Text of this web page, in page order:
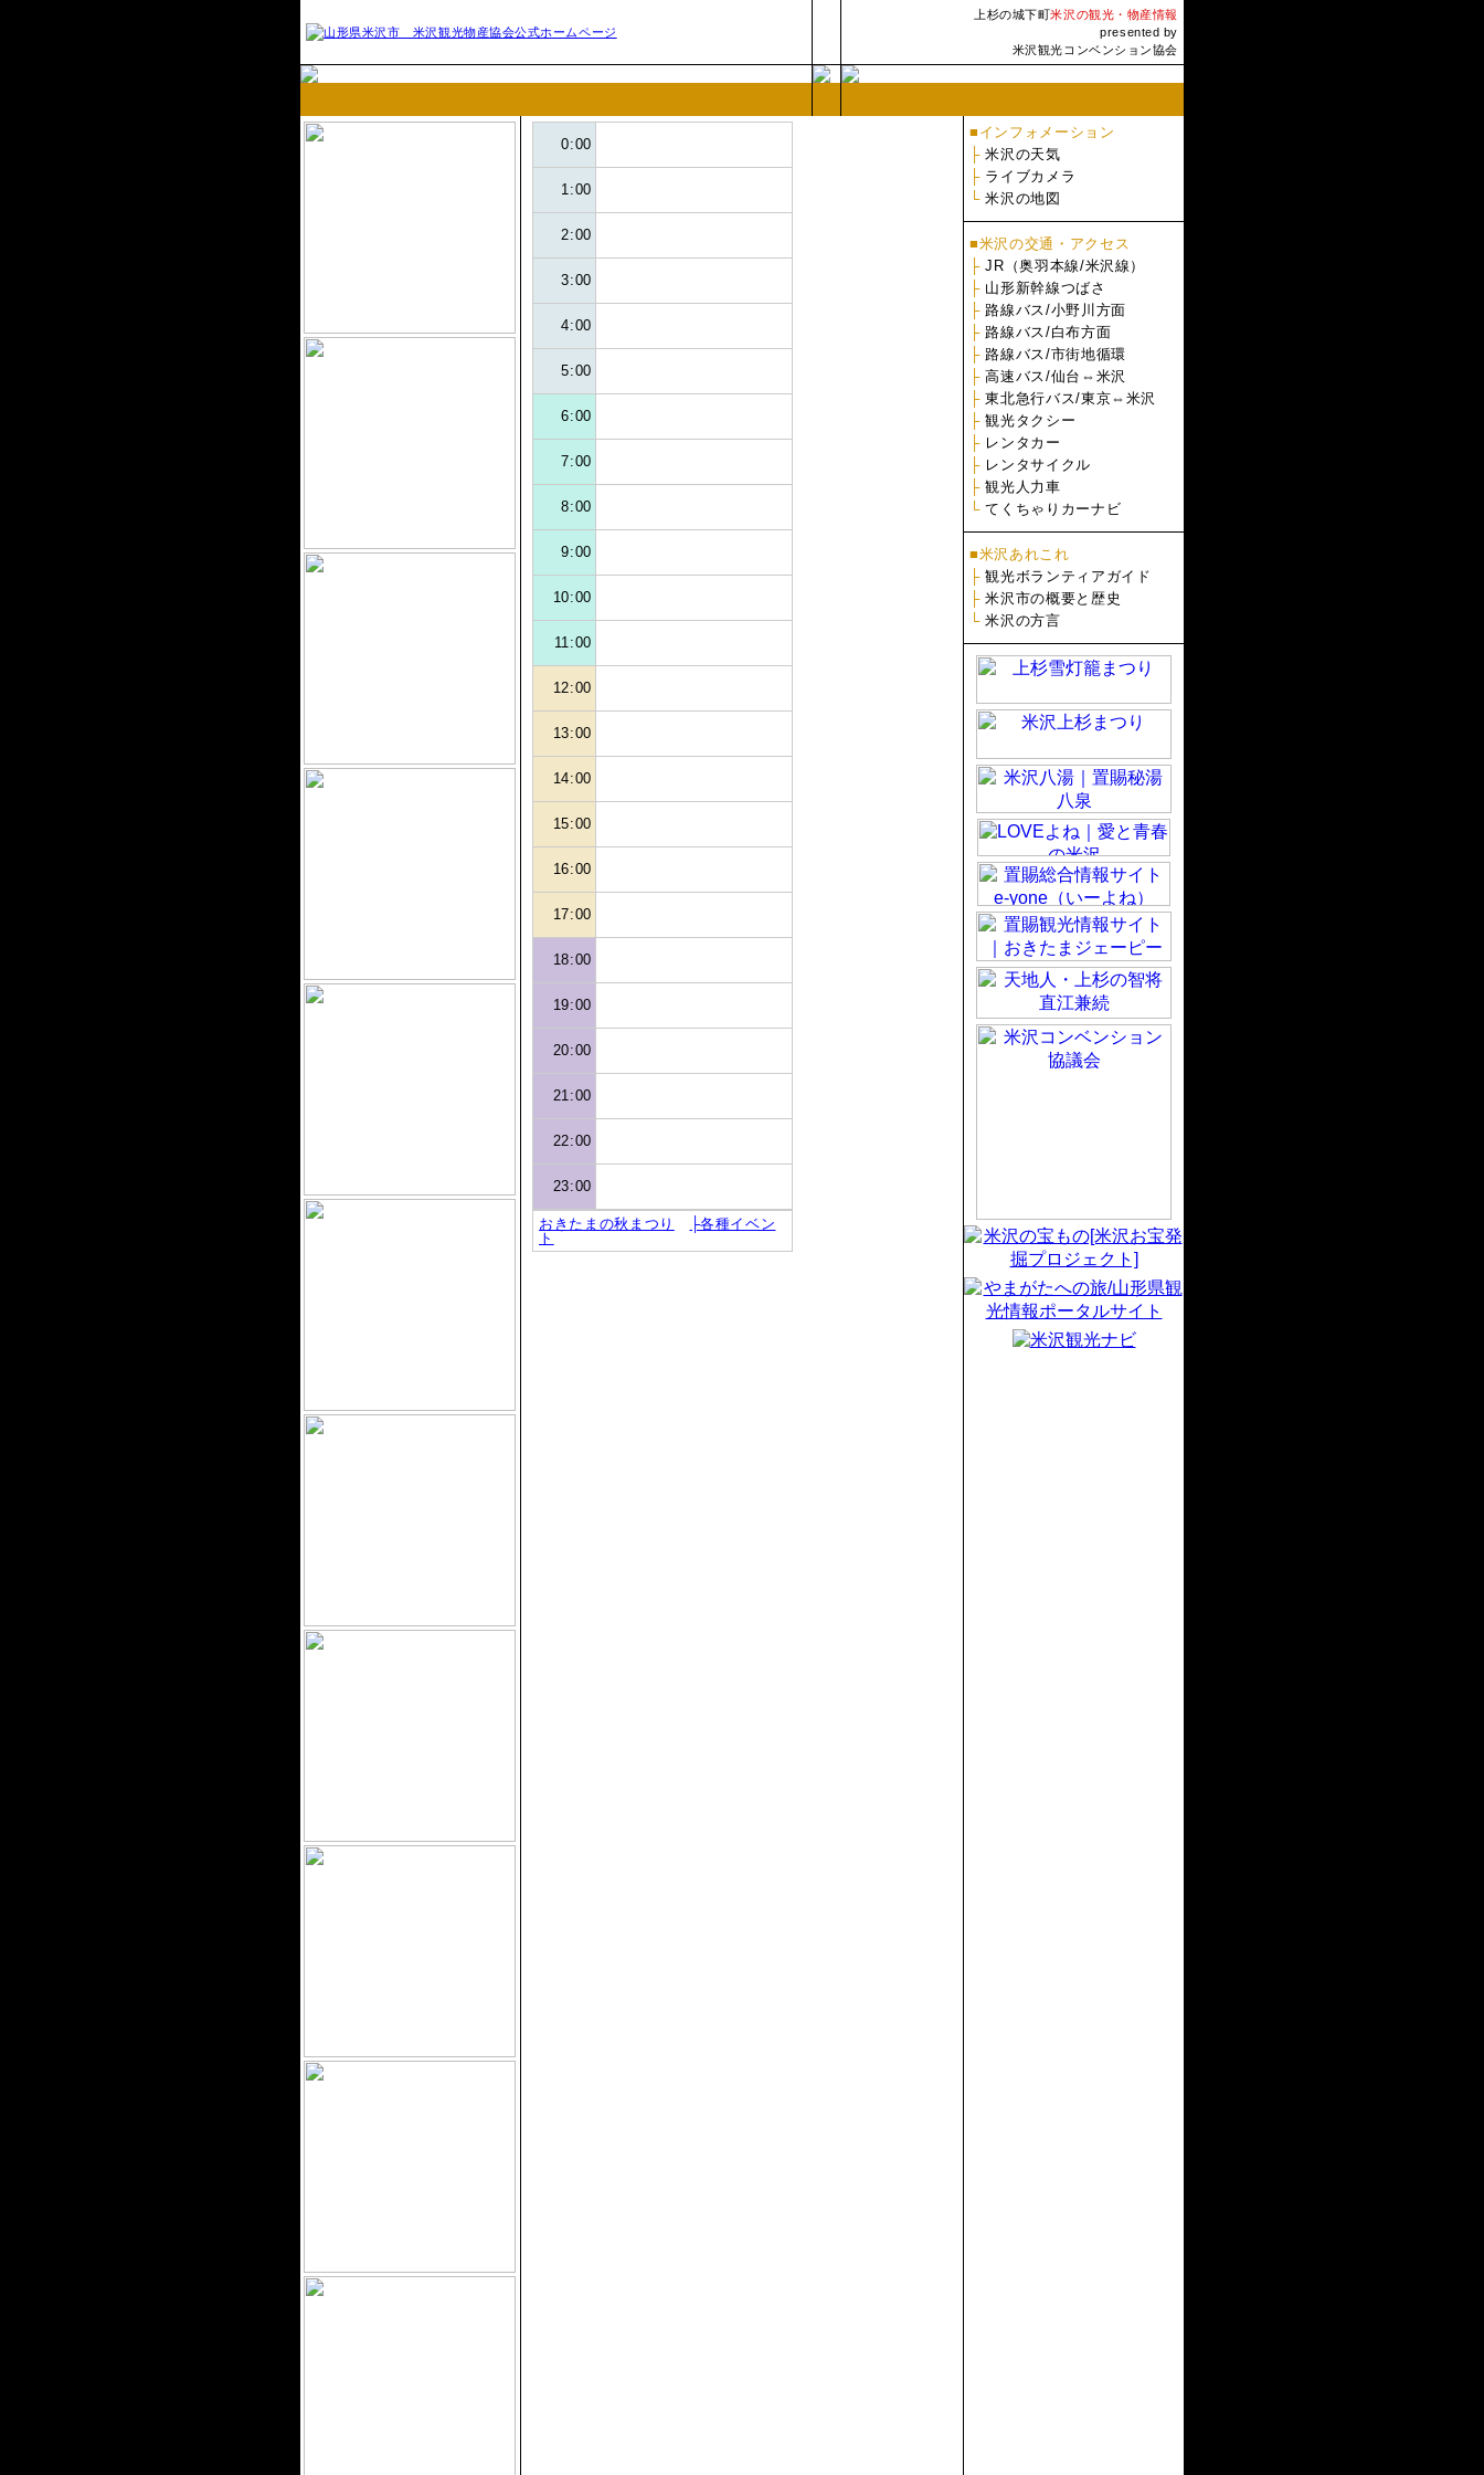
上杉の城下町米沢の観光・物産情報
presented by
米沢観光コンベンション協会
0:00
1:00
2:00
3:00
4:00
5:00
6:00
7:00
8:00
9:00
10:00
11:00
12:00
13:00
14:00
15:00
16:00
17:00
18:00
19:00
20:00
21:00
22:00
23:00
おきたまの秋まつり
├各種イベン
ト
■インフォメーション
├米沢の天気
├ ライブカメラ
└米沢の地図
■米沢の交通・アクセス
├JR（奥羽本線/米沢線）
├ 山形新幹線つばさ
├ 路線バス/小野川方面
├ 路線バス/白布方面
├ 路線バス/市街地循環
├高速バス/仙台⇔米沢
├東北急行バス/東京⇔米沢
├観光タクシー
├ レンタカー
├ レンタサイクル
├観光人力車
└てくちゃりカーナビ
■米沢あれこれ
├観光ボランティアガイド
├米沢市の概要と歴史
└米沢の方言